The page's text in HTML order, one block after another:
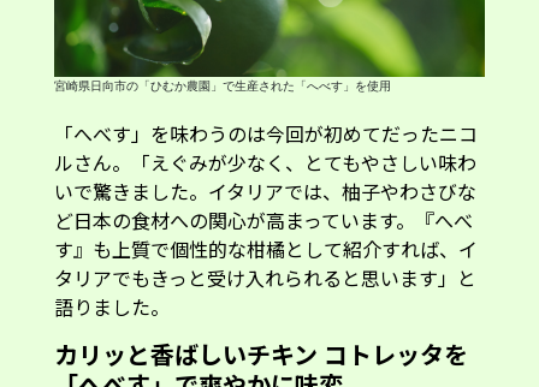
宮崎県日向市の「ひむか農園」で生産された「へべす」を使用
「へべす」を味わうのは今回が初めてだったニコ
ルさん。「えぐみが少なく、とてもやさしい味わ
いで驚きました。イタリアでは、柚子やわさびな
ど日本の食材への関心が高まっています。『へべ
す』も上質で個性的な柑橘として紹介すれば、イ
タリアでもきっと受け入れられると思います」と
語りました。
カリッと香ばしいチキン コトレッタを